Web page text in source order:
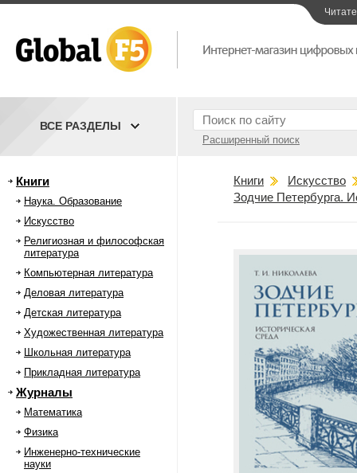
Расширенный поиск
ВСЕ РАЗДЕЛЫ
Книги
Наука. Образование
Искусство
Религиозная и философская
литература
Компьютерная литература
Деловая литература
Детская литература
Художественная литература
Школьная литература
Прикладная литература
Журналы
Математика
Физика
Инженерно-технические
науки
Книги
Искусство
Зодчие Петербурга.